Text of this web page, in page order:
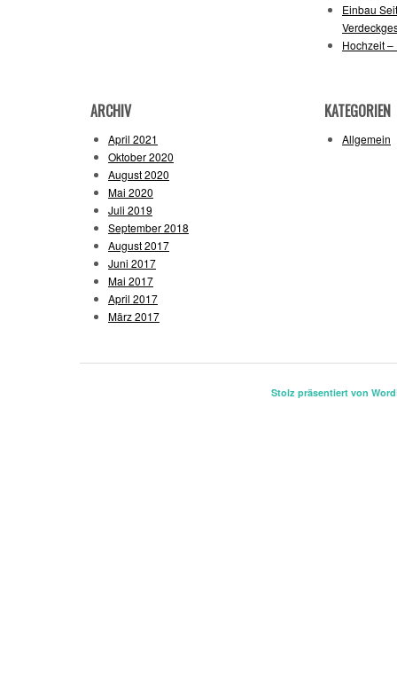
Einbau
Hochzeit
ARCHIV
April 2021
Oktober 2020
August 2020
Mai 2020
Juli 2019
September 2018
August 2017
Juni 2017
Mai 2017
April 2017
März 2017
KATEGORIEN
Allgemein
Stolz präsentiert von